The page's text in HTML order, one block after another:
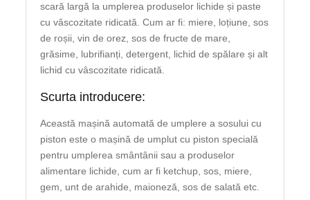
scară largă la umplerea produselor lichide și paste
cu vâscozitate ridicată. Cum ar fi: miere, loțiune, sos
de roșii, vin de orez, sos de fructe de mare,
grăsime, lubrifianți, detergent, lichid de spălare și alt
lichid cu vâscozitate ridicată.
Scurta introducere:
Această mașină automată de umplere a sosului cu
piston este o mașină de umplut cu piston specială
pentru umplerea smântânii sau a produselor
alimentare lichide, cum ar fi ketchup, sos, miere,
gem, unt de arahide, maioneză, sos de salată etc.